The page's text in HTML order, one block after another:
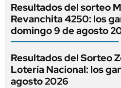
Resultados del sorteo
Revanchita 4250: los
domingo 9 de agosto
Resultados del Sorteo
Lotería Nacional: los
agosto 2026